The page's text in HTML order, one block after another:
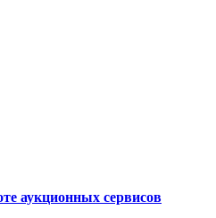
аукционных сервисов